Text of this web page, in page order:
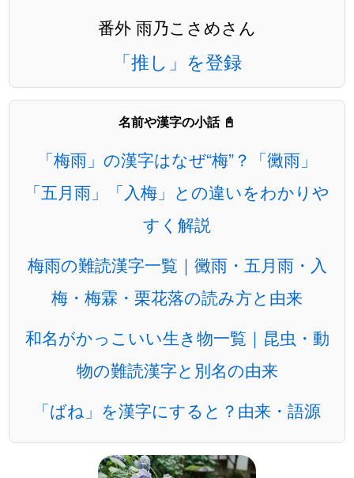
番外 雨乃こさめさん
「推し」を登録
名前や漢字の小話 📓
「梅雨」の漢字はなぜ“梅”？「黴雨」
「五月雨」「入梅」との違いをわかりや
すく解説
梅雨の難読漢字一覧｜黴雨・五月雨・入
梅・梅霖・栗花落の読み方と由来
和名がかっこいい生き物一覧｜昆虫・動
物の難読漢字と別名の由来
「ばね」を漢字にすると？由来・語源